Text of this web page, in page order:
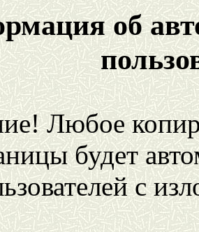
об
Любое
будет
с